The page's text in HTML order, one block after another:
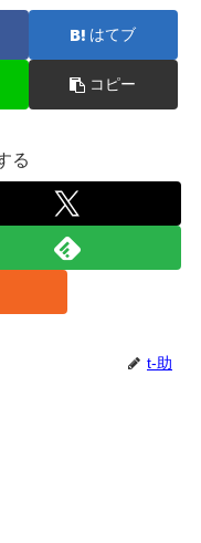
はてブ
コピー
る
t-助